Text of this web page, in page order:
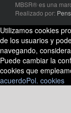
MBSR® es una
Realizado por:
Utilizamos cookies
de los usuarios y
navegando,
Puede cambiar la
cookies que
acuerdoPol. cookies